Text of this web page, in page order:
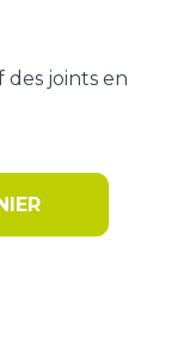
joints en